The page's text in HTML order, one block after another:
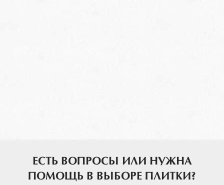
ЕСТЬ ВОПРОСЫ ИЛИ НУЖНА
ПОМОЩЬ В ВЫБОРЕ ПЛИТКИ?